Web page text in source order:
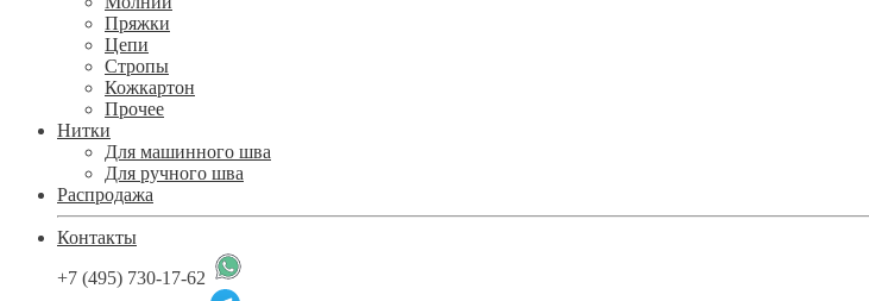
Пряжки
Цепи
Стропы
Кожкартон
Прочее
Нитки
Для машинного шва
Для ручного шва
Распродажа
Контакты
+7 (495) 730-17-62